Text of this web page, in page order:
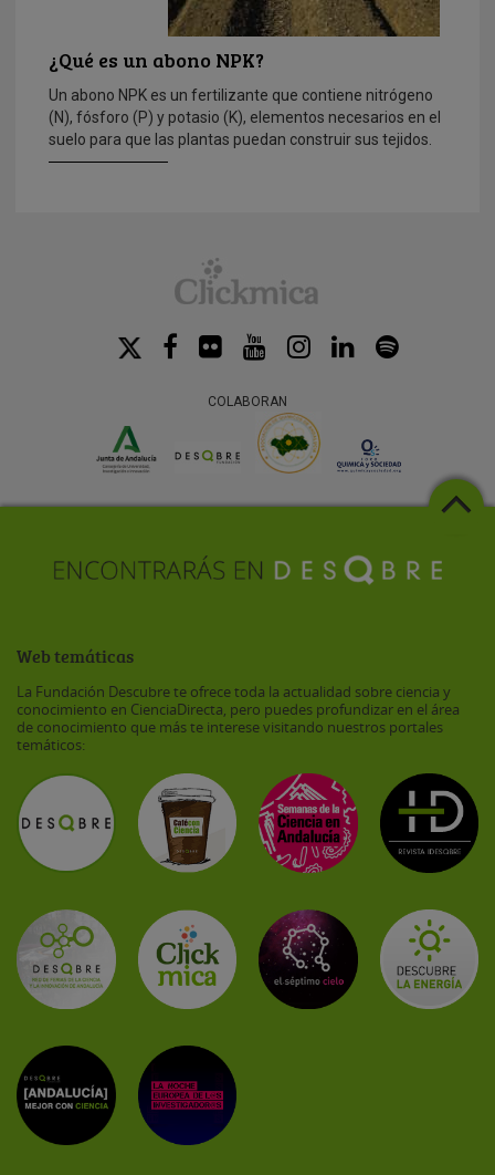
¿Qué es un abono NPK?
Un abono NPK es un fertilizante que contiene nitrógeno
(N), fósforo (P) y potasio (K), elementos necesarios en el
suelo para que las plantas puedan construir sus tejidos.
COLABORAN
Web temáticas
La Fundación Descubre te ofrece toda la actualidad sobre ciencia y
conocimiento en CienciaDirecta, pero puedes profundizar en el área
de conocimiento que más te interese visitando nuestros portales
temáticos: